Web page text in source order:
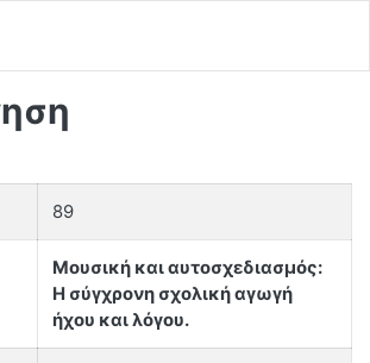
89
Μουσική και αυτοσχεδιασμός:
Η σύγχρονη σχολική αγωγή
ήχου και λόγου.